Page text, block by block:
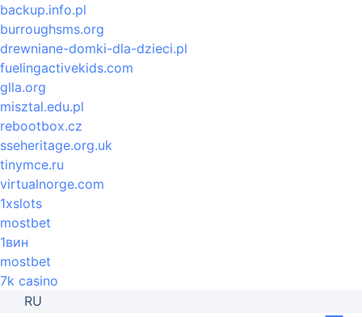
backup.info.pl
burroughsms.org
drewniane-domki-dla-dzieci.pl
fuelingactivekids.com
glla.org
misztal.edu.pl
rebootbox.cz
sseheritage.org.uk
tinymce.ru
virtualnorge.com
1xslots
mostbet
1вин
mostbet
7k casino
RU